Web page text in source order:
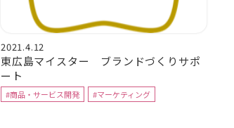
2021.4.12
東広島マイスター ブランドづくりサポ
ート
#商品・サービス開発 #マーケティング